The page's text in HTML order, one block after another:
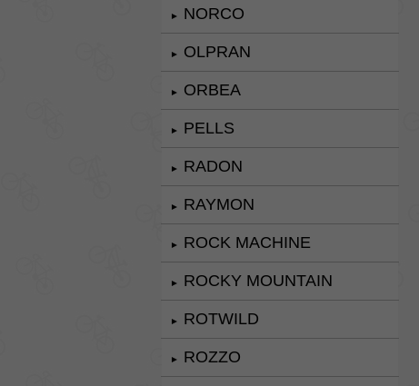
► NORCO
► OLPRAN
► ORBEA
► PELLS
► RADON
► RAYMON
► ROCK MACHINE
► ROCKY MOUNTAIN
► ROTWILD
► ROZZO